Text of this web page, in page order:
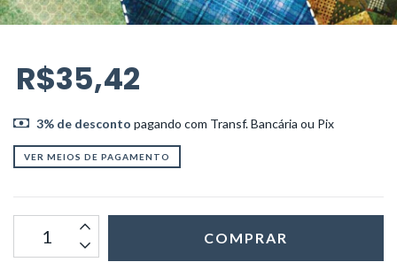
R$35,42
3% de desconto pagando com Transf. Bancária ou Pix
VER MEIOS DE PAGAMENTO